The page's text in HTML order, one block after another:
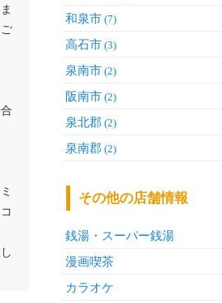
和泉市 (7)
高石市 (3)
泉南市 (2)
阪南市 (2)
泉北郡 (2)
泉南郡 (2)
その他の店舗情報
銭湯・スーパー銭湯
漫画喫茶
カラオケ